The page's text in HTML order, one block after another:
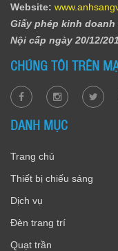
Website:
Giấy phép kinh doanh
Nội cấp ngày 20/12/
CHÚNG TÔI TRÊN
DANH MỤC
Trang chủ
Thiết bị chiếu sáng
Dịch vụ
Đèn trang trí
Quạt trần